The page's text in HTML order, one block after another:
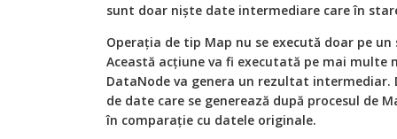
sunt doar niște date intermediare care în
Operația de tip Map nu se execută doar pe
Această acțiune va fi executată pe mai multe
DataNode va genera un rezultat
de date care se generează după procesul de
în comparație cu datele originale.